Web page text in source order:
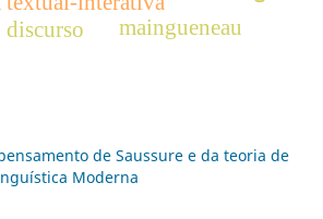
discurso maingueneau
de Saussure e da teoria de
Moderna